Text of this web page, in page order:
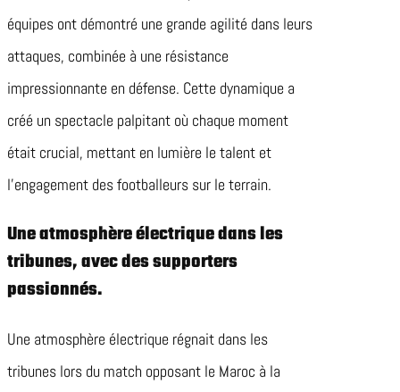
équipes ont démontré une grande agilité dans leurs
attaques, combinée à une résistance
impressionnante en défense. Cette dynamique a
créé un spectacle palpitant où chaque moment
était crucial, mettant en lumière le talent et
l’engagement des footballeurs sur le terrain.
Une atmosphère électrique dans les
tribunes, avec des supporters
passionnés.
Une atmosphère électrique régnait dans les
tribunes lors du match opposant le Maroc à la